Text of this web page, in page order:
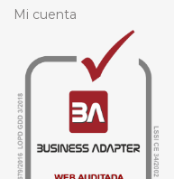
Mi cuenta